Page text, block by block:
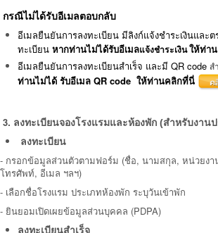
กรณีไม่ได้รับอีเมลตอบกลับ
อีเมลยืนยันการลงทะเบียน มีลิงก์แจ้งชำระเงินและ
ทะเบียน หากท่านไม่ได้รับอีเมลแจ้งชำระเงินให้ท่า
อีเมลยืนยันการลงทะเบียนสำเร็จ และมี QR code ส
ท่านไม่ได้ รับอีเมล QR code ให้ท่านคลิกที่นี่
3. ลงทะเบียนจองโรงแรมและห้องพัก (สำหรับงาน
ลงทะเบียน
- กรอกข้อมูลส่วนตัวตามฟอร์ม (ชื่อ, นามสกุล, หน่วยงา
โทรศัพท์, อีเมล ฯลฯ)
- เลือกชื่อโรงแรม ประเภทห้องพัก ระบุวันเข้าพัก
- ยินยอมเปิดเผยข้อมูลส่วนบุคคล (PDPA)
ลงทะเบียนสำเร็จ